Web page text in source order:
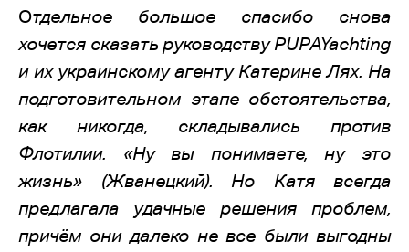
Отдельное большое спасибо снова
хочется сказать руководству PUPAYachting
и их украинскому агенту Катерине Лях. На
подготовительном этапе обстоятельства,
как никогда, складывались против
Флотилии. «Ну вы понимаете, ну это
жизнь» (Жванецкий). Но Катя всегда
предлагала удачные решения проблем,
причём они далеко не все были выгодны